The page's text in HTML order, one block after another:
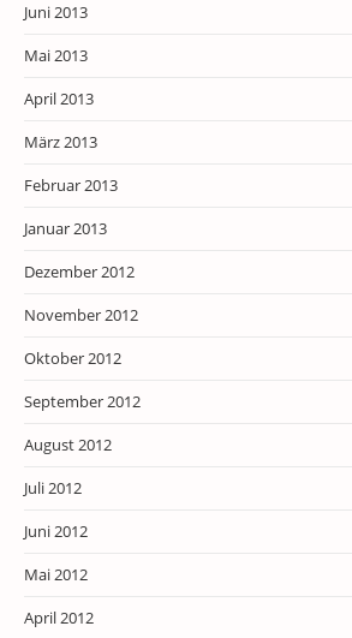
Juni 2013
Mai 2013
April 2013
März 2013
Februar 2013
Januar 2013
Dezember 2012
November 2012
Oktober 2012
September 2012
August 2012
Juli 2012
Juni 2012
Mai 2012
April 2012